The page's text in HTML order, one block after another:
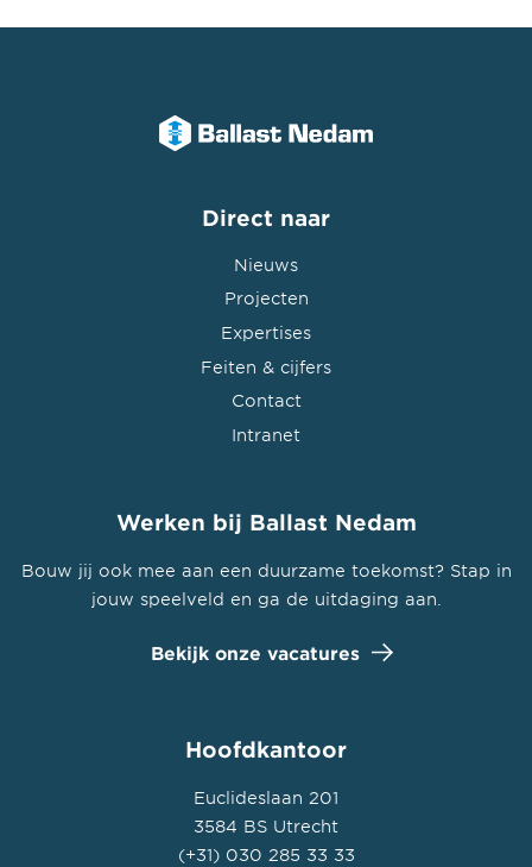
Direct naar
Nieuws
Projecten
Expertises
Feiten & cijfers
Contact
Intranet
Werken bij Ballast Nedam
Bouw jij ook mee aan een duurzame toekomst? Stap in
jouw speelveld en ga de uitdaging aan.
Bekijk onze vacatures
Hoofdkantoor
Euclideslaan 201
3584 BS Utrecht
(+31) 030 285 33 33